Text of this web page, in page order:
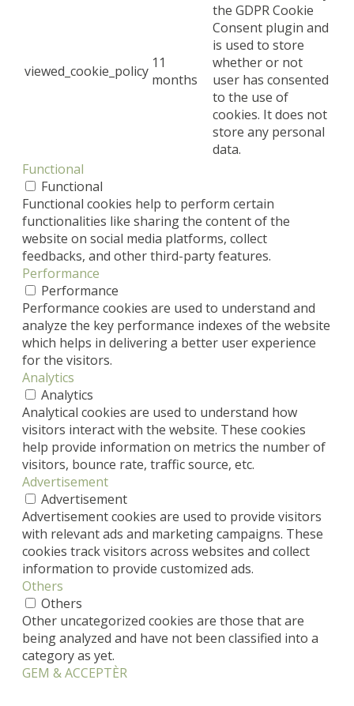
viewed_cookie_policy 11
months
the GDPR Cookie
Consent plugin and
is used to store
whether or not
user has consented
to the use of
cookies. It does not
store any personal
data.
Functional
Functional
Functional cookies help to perform certain
functionalities like sharing the content of the
website on social media platforms, collect
feedbacks, and other third-party features.
Performance
Performance
Performance cookies are used to understand and
analyze the key performance indexes of the website
which helps in delivering a better user experience
for the visitors.
Analytics
Analytics
Analytical cookies are used to understand how
visitors interact with the website. These cookies
help provide information on metrics the number of
visitors, bounce rate, traffic source, etc.
Advertisement
Advertisement
Advertisement cookies are used to provide visitors
with relevant ads and marketing campaigns. These
cookies track visitors across websites and collect
information to provide customized ads.
Others
Others
Other uncategorized cookies are those that are
being analyzed and have not been classified into a
category as yet.
GEM & ACCEPTÈR